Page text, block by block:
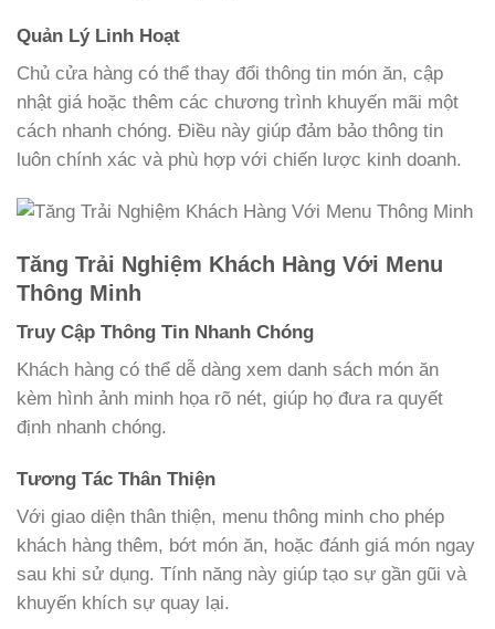
Quản Lý Linh Hoạt
Chủ cửa hàng có thể thay đổi thông tin món ăn, cập
nhật giá hoặc thêm các chương trình khuyến mãi một
cách nhanh chóng. Điều này giúp đảm bảo thông tin
luôn chính xác và phù hợp với chiến lược kinh doanh.
Tăng Trải Nghiệm Khách Hàng Với Menu
Thông Minh
Truy Cập Thông Tin Nhanh Chóng
Khách hàng có thể dễ dàng xem danh sách món ăn
kèm hình ảnh minh họa rõ nét, giúp họ đưa ra quyết
định nhanh chóng.
Tương Tác Thân Thiện
Với giao diện thân thiện, menu thông minh cho phép
khách hàng thêm, bớt món ăn, hoặc đánh giá món ngay
sau khi sử dụng. Tính năng này giúp tạo sự gần gũi và
khuyến khích sự quay lại.